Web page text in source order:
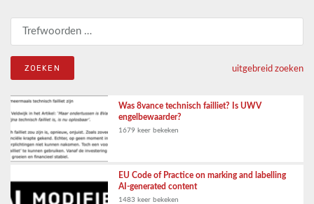
Zoeken naar:
uitgebreid zoeken
Was 8vance technisch failliet? Is UWV
engelbewaarder?
1679 keer bekeken
EU Code of Practice on marking and labelling
AI-generated content
1483 keer bekeken